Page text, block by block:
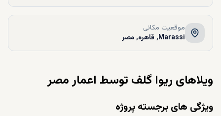
موقعیت مکانی
Marassi, قاهره, مصر
ویلاهای ریوا گلف توسط اعمار مصر
ویژگی های برجسته پروژه